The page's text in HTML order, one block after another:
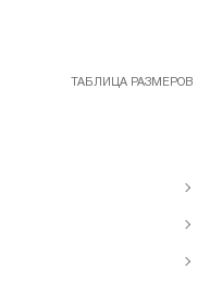
ТАБЛИЦА РАЗМЕРОВ